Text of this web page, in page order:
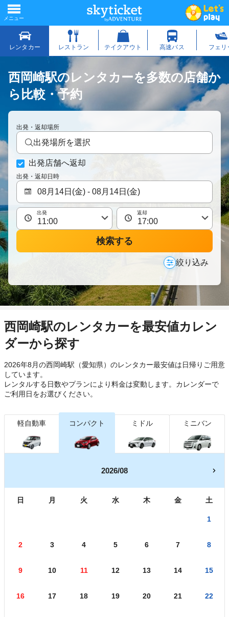
西岡崎駅のレンタカーを多数の店舗か
ら比較・予約
出発・返却場所
出発場所を選択
出発店舗へ返却
出発・返却日時
出発 返却
検索する
絞り込み
西岡崎駅のレンタカーを最安値カレン
ダーから探す
2026年8月の西岡崎駅（愛知県）のレンタカー最安値は日帰り ご用意
しています。
レンタルする日数やプランにより料金は変動します。カレンダーで
ご利用日をお選びください。
軽自動車 コンパクト ミドル ミニバン
2026/08
日 月 火 水 木 金 土
1
2 3 4 5 6 7 8
9 10 11 12 13 14 15
16 17 18 19 20 21 22